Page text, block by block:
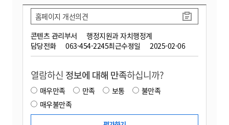
콘텐츠 관리부서
행정지원과 자치행정계
담당전화
063-454-2245최근수정일 2025-02-06
홈페이지 개선의견
열람하신 정보에 대해 만족하십니까?
매우만족 만족 보통
불만족
매우불만족